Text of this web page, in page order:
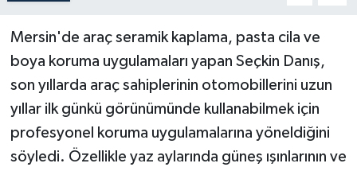
Mersin'de araç seramik kaplama, pasta cila ve
boya koruma uygulamaları yapan Seçkin Danış,
son yıllarda araç sahiplerinin otomobillerini uzun
yıllar ilk günkü görünümünde kullanabilmek için
profesyonel koruma uygulamalarına yöneldiğini
söyledi. Özellikle yaz aylarında güneş ışınlarının ve